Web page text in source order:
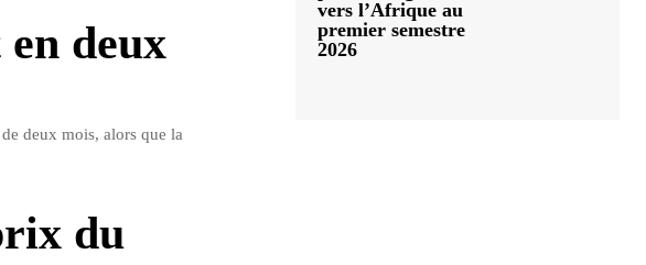
deux
deux mois, alors que la
du
vers l’Afrique au
premier semestre
2026